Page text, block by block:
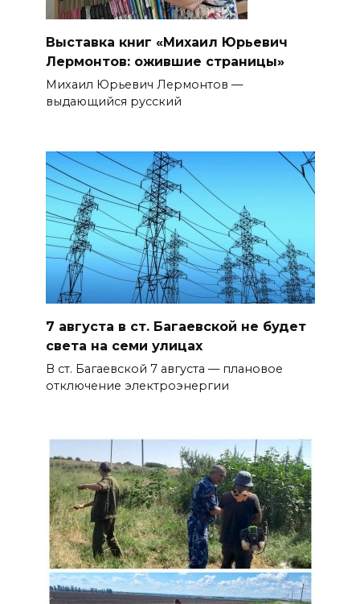
Выставка книг «Михаил Юрьевич
Лермонтов: ожившие страницы»
Михаил Юрьевич Лермонтов —
выдающийся русский
7 августа в ст. Багаевской не будет
света на семи улицах
В ст. Багаевской 7 августа — плановое
отключение электроэнергии